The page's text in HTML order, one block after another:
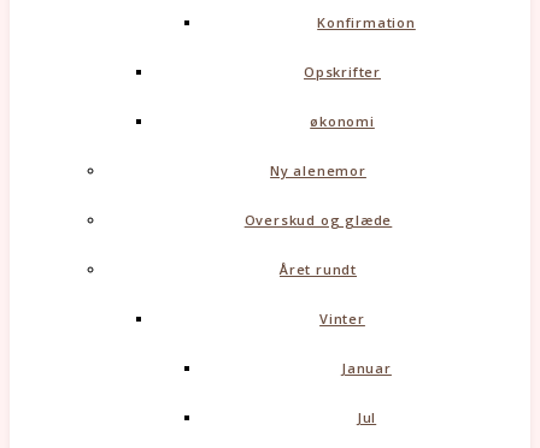
Konfirmation
Opskrifter
økonomi
Ny alenemor
Overskud og glæde
Året rundt
Vinter
Januar
Jul